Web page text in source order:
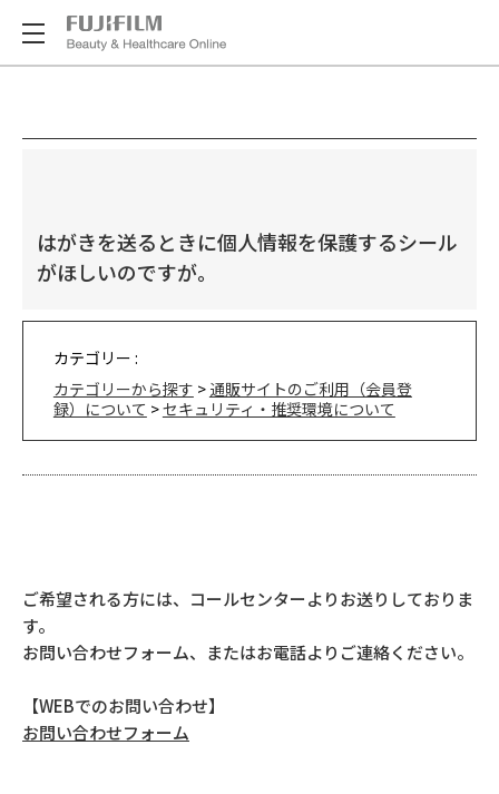
はがきを送るときに個人情報を保護するシール
がほしいのですが。
カテゴリー :
カテゴリーから探す > 通販サイトのご利用（会員登
録）について >セキュリティ・推奨環境について
ご希望される方には、コールセンターよりお送りしておりま
す。
お問い合わせフォーム、またはお電話よりご連絡ください。
【WEBでのお問い合わせ】
お問い合わせフォーム